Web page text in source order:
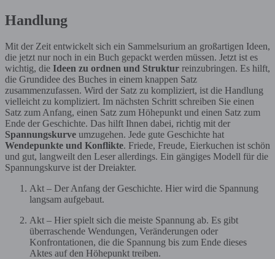
Handlung
Mit der Zeit entwickelt sich ein Sammelsurium an großartigen Ideen,
die jetzt nur noch in ein Buch gepackt werden müssen. Jetzt ist es
wichtig, die Ideen zu ordnen und Struktur reinzubringen. Es hilft,
die Grundidee des Buches in einem knappen Satz
zusammenzufassen. Wird der Satz zu kompliziert, ist die Handlung
vielleicht zu kompliziert. Im nächsten Schritt schreiben Sie einen
Satz zum Anfang, einen Satz zum Höhepunkt und einen Satz zum
Ende der Geschichte. Das hilft Ihnen dabei, richtig mit der
Spannungskurve umzugehen. Jede gute Geschichte hat
Wendepunkte und Konflikte. Friede, Freude, Eierkuchen ist schön
und gut, langweilt den Leser allerdings. Ein gängiges Modell für die
Spannungskurve ist der Dreiakter.
Akt – Der Anfang der Geschichte. Hier wird die Spannung
langsam aufgebaut.
Akt – Hier spielt sich die meiste Spannung ab. Es gibt
überraschende Wendungen, Veränderungen oder
Konfrontationen, die die Spannung bis zum Ende dieses
Aktes auf den Höhepunkt treiben.